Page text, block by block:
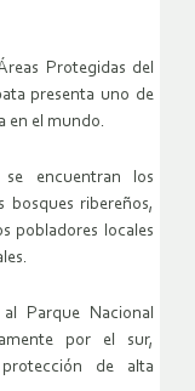
Protegidas del
presenta uno de
en el mundo.
se encuentran los
bosques ribereños,
pobladores locales
Parque Nacional
por el sur,
de alta